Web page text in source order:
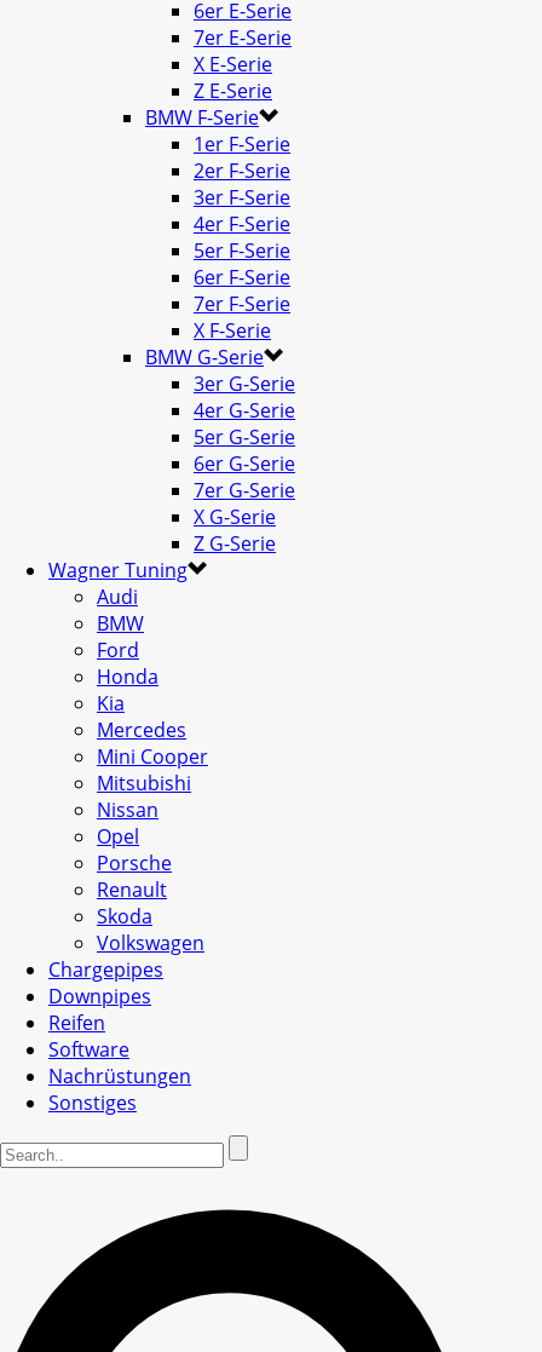
6er E-Serie
7er E-Serie
X E-Serie
Z E-Serie
BMW F-Serie
1er F-Serie
2er F-Serie
3er F-Serie
4er F-Serie
5er F-Serie
6er F-Serie
7er F-Serie
X F-Serie
BMW G-Serie
3er G-Serie
4er G-Serie
5er G-Serie
6er G-Serie
7er G-Serie
X G-Serie
Z G-Serie
Wagner Tuning
Audi
BMW
Ford
Honda
Kia
Mercedes
Mini Cooper
Mitsubishi
Nissan
Opel
Porsche
Renault
Skoda
Volkswagen
Chargepipes
Downpipes
Reifen
Software
Nachrüstungen
Sonstiges